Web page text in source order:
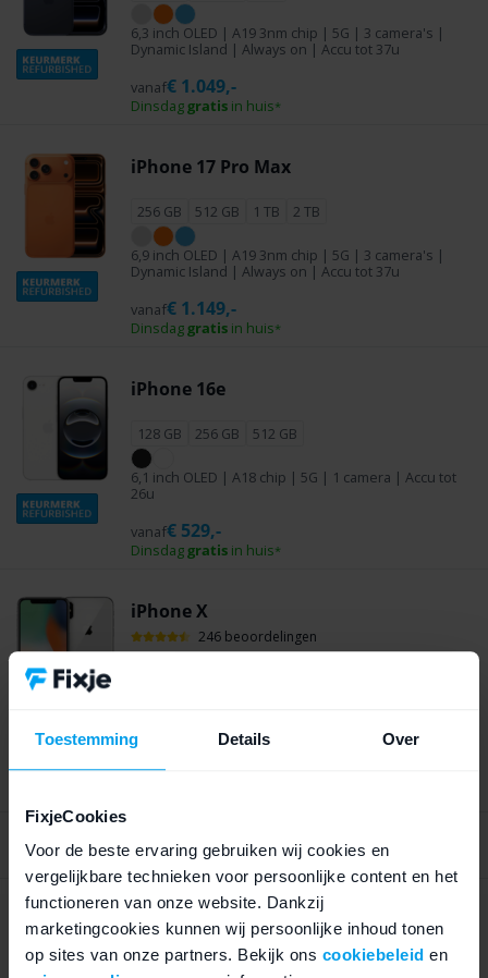
Toestemming Details Over
FixjeCookies
Voor de beste ervaring gebruiken wij cookies en
vergelijkbare technieken voor persoonlijke content en het
functioneren van onze website. Dankzij
marketingcookies kunnen wij persoonlijke inhoud tonen
op sites van onze partners. Bekijk ons cookiebeleid en
6,3 inch OLED | A19 3nm chip | 5G | 3 camera's |
Dynamic Island | Always on | Accu tot 37u
Dinsdaggratis in huis*
vanaf€ 1.049,-
iPhone 17 Pro Max
256 GB 512 GB 1 TB 2 TB
6,9 inch OLED | A19 3nm chip | 5G | 3 camera's |
Dynamic Island | Always on | Accu tot 37u
Dinsdaggratis in huis*
vanaf€ 1.149,-
iPhone 16e
128 GB 256 GB 512 GB
6,1 inch OLED | A18 chip | 5G | 1 camera | Accu tot
26u
Dinsdaggratis in huis*
vanaf€ 529,-
iPhone X
246 beoordelingen
Draadloos opladen | Accu tot 13u
vanaf
iPhone 11 Pro Max
39 beoordelingen
Altijd 14 dagen bedenktijd